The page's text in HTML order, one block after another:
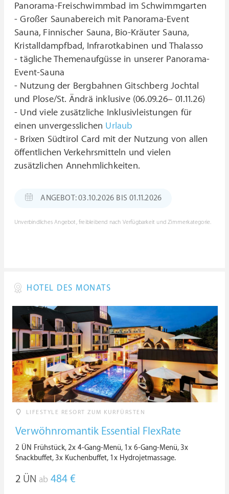
Panorama-Freischwimmbad im Schwimmgarten
- Großer Saunabereich mit Panorama-Event
Sauna, Finnischer Sauna, Bio-Kräuter Sauna,
Kristalldampfbad, Infrarotkabinen und Thalasso
- tägliche Themenaufgüsse in unserer Panorama-
Event-Sauna
- Nutzung der Bergbahnen Gitschberg Jochtal
und Plose/St. Ändrä inklusive (06.09.26– 01.11.26)
- Und viele zusätzliche Inklusivleistungen für
einen unvergesslichen Urlaub
- Brixen Südtirol Card mit der Nutzung von allen
öffentlichen Verkehrsmitteln und vielen
zusätzlichen Annehmlichkeiten.
ANGEBOT: 03.10.2026 BIS 01.11.2026
Unverbindliches Angebot, freibleibend nach Verfügbarkeit und Zimmerkategorie.
HOTEL DES MONATS
LIFESTYLE RESORT ZUM KURFÜRSTEN
Verwöhnromantik Essential FlexRate
2 ÜN Frühstück, 2x 4-Gang-Menü, 1x 6-Gang-Menü, 3x
Snackbuffet, 3x Kuchenbuffet, 1x Hydrojetmassage.
2 ÜN ab 484 €